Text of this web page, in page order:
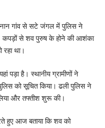
गांव से सटे जंगल में पुलिस ने
कपड़ों से शव पुरुष के होने की आशंका
था।
पड़ा है। स्थानीय ग्रामीणों ने
को सूचित किया। ढली पुलिस ने
और तफ्तीश शुरू की।
हुए आज बताया कि शव को